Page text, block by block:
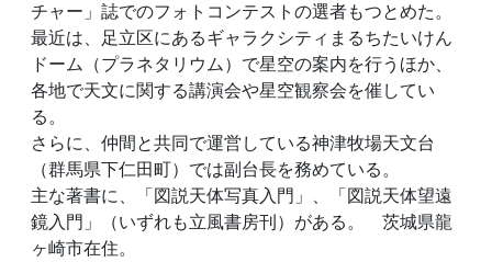
チャー」誌でのフォトコンテストの選者もつとめた。
最近は、足立区にあるギャラクシティまるちたいけん
ドーム（プラネタリウム）で星空の案内を行うほか、
各地で天文に関する講演会や星空観察会を催してい
る。
さらに、仲間と共同で運営している神津牧場天文台
（群馬県下仁田町）では副台長を務めている。
主な著書に、「図説天体写真入門」、「図説天体望遠
鏡入門」（いずれも立風書房刊）がある。 茨城県龍
ヶ崎市在住。